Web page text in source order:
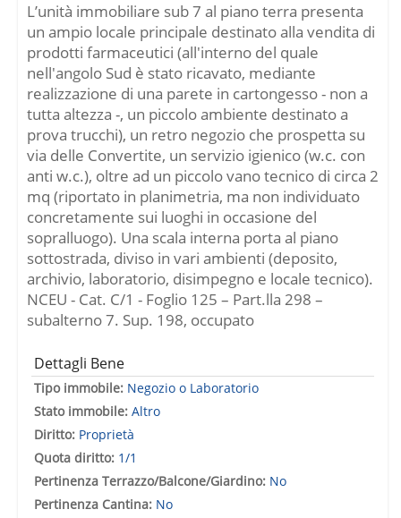
Via Osanna 15 Reggio di C
alabria(Reggio di Calabria)
- Stato immobile
Occupato Senz
a Titolo
Altro
ERRATA CORRIGE del01/04/2026 16:00:45
Dati relativi all'asta
Risorsa
Originale
Data e Ora di Avvio
08-04-2026 10:1
13-04-2026 10:1
Data e Ora svolgimento A
sta
08-04-2026 10:1
0
13-04-2026 10:1
L’unità immobiliare sub 7 al piano terra presenta
un ampio locale principale destinato alla vendita di
prodotti farmaceutici (all'interno del quale
nell'angolo Sud è stato ricavato, mediante
realizzazione di una parete in cartongesso - non a
tutta altezza -, un piccolo ambiente destinato a
prova trucchi), un retro negozio che prospetta su
via delle Convertite, un servizio igienico (w.c. con
anti w.c.), oltre ad un piccolo vano tecnico di circa 2
mq (riportato in planimetria, ma non individuato
concretamente sui luoghi in occasione del
sopralluogo). Una scala interna porta al piano
sottostrada, diviso in vari ambienti (deposito,
archivio, laboratorio, disimpegno e locale tecnico).
NCEU - Cat. C/1 - Foglio 125 – Part.lla 298 –
subalterno 7. Sup. 198, occupato
Dettagli Bene
Tipo immobile: Negozio o Laboratorio
Stato immobile: Altro
Diritto: Proprietà
Quota diritto: 1/1
Pertinenza Terrazzo/Balcone/Giardino: No
Pertinenza Cantina: No